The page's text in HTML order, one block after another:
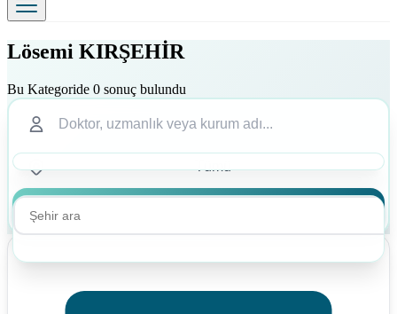
Lösemi KIRŞEHİR
Bu Kategoride 0 sonuç bulundu